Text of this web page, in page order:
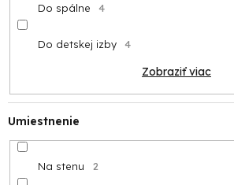
Do spálne 4
Do detskej izby 4
Zobraziť viac
Umiestnenie
Na stenu 2